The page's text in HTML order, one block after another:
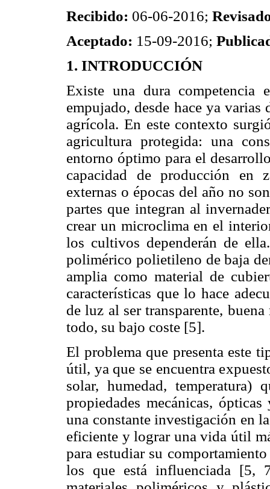
Recibido: 06-06-2016;
Aceptado: 15-09-2016;
1. INTRODUCCIÓN
Existe una dura competencia
empujado, desde hace ya varias
agrícola. En este contexto
agricultura protegida: una
entorno óptimo para el
capacidad de producción en
externas o épocas del año no
partes que integran al
crear un microclima en el
los cultivos dependerán de
polimérico polietileno de baja
amplia como material de
características que lo hace
de luz al ser transparente,
todo, su bajo coste [5].
El problema que presenta este
útil, ya que se encuentra
solar, humedad, temperatura)
propiedades mecánicas,
una constante investigación en
eficiente y lograr una vida útil
para estudiar su
los que está influenciada [5,